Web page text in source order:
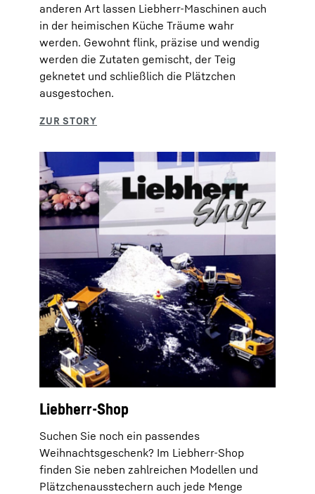
anderen Art lassen Liebherr-Maschinen auch
in der heimischen Küche Träume wahr
werden. Gewohnt flink, präzise und wendig
werden die Zutaten gemischt, der Teig
geknetet und schließlich die Plätzchen
ausgestochen.
Liebherr-Shop
Suchen Sie noch ein passendes
Weihnachtsgeschenk? Im Liebherr-Shop
finden Sie neben zahlreichen Modellen und
Plätzchenausstechern auch jede Menge